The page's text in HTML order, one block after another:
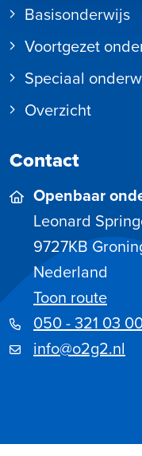
Basisonderwijs
Voortgezet
Speciaal
Overzicht
Contact
Openbaar
Leonard
9727KB
Nederland
Toon route
050 - 321 03
info@o2g2.nl